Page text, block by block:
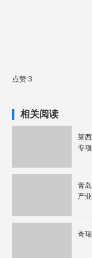
点赞 3
相关阅读
莱
专
青
产业
奇